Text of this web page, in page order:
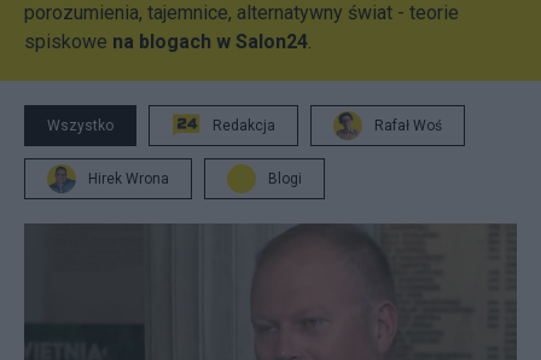
porozumienia, tajemnice, alternatywny świat - teorie
spiskowe na blogach w Salon24.
Wszystko Redakcja Rafał Woś
Hirek Wrona Blogi